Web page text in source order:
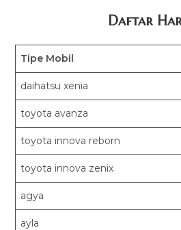
Daftar
Tipe Mobil
daihatsu xenia
toyota avanza
toyota innova reborn
toyota innova zenix
agya
ayla